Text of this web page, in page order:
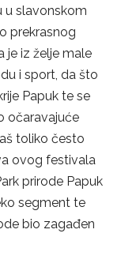
u slavonskom
prekrasnog
je iz želje male
i sport, da što
Papuk te se
očaravajuće
toliko često
ovog festivala
prirode Papuk
segment te
bio zagađen